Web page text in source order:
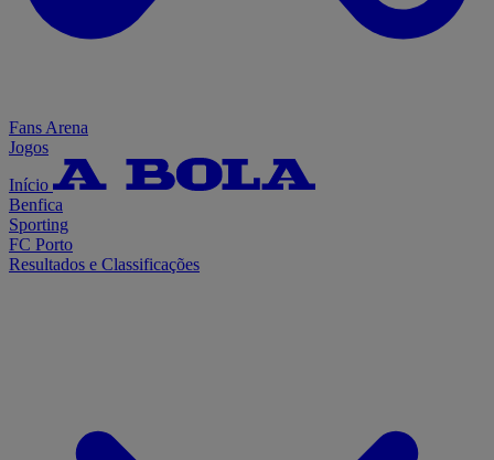
Fans Arena
Jogos
Início
Benfica
Sporting
FC Porto
Resultados e Classificações